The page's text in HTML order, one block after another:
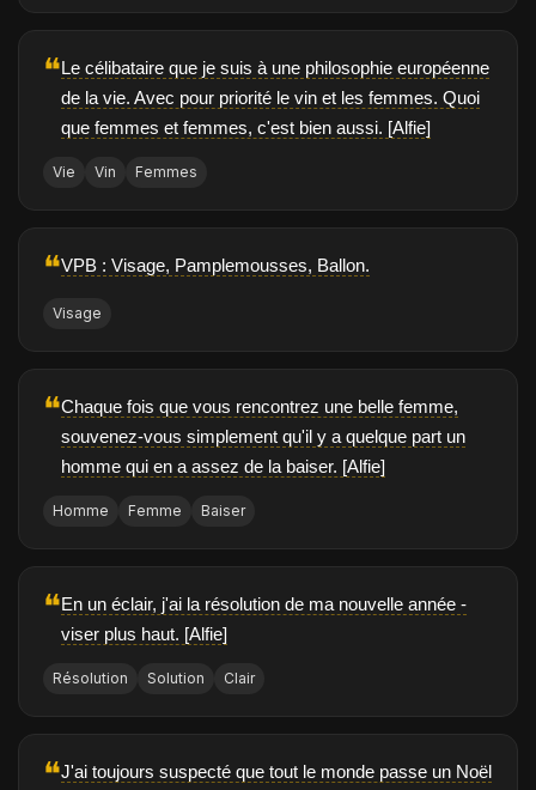
❝Le célibataire que je suis à une philosophie européenne
de la vie. Avec pour priorité le vin et les femmes. Quoi
que femmes et femmes, c'est bien aussi. [Alfie]
Vie Vin Femmes
❝VPB : Visage, Pamplemousses, Ballon.
Visage
❝Chaque fois que vous rencontrez une belle femme,
souvenez-vous simplement qu'il y a quelque part un
homme qui en a assez de la baiser. [Alfie]
Homme Femme Baiser
❝En un éclair, j'ai la résolution de ma nouvelle année -
viser plus haut. [Alfie]
Résolution Solution Clair
❝J'ai toujours suspecté que tout le monde passe un Noël